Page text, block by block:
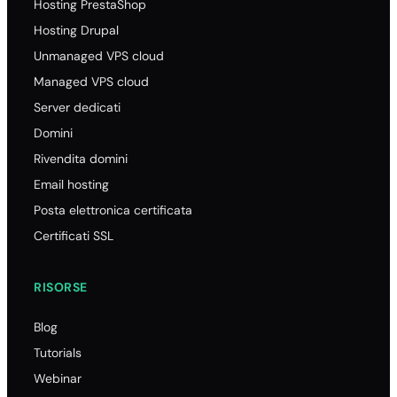
Hosting PrestaShop
Hosting Drupal
Unmanaged VPS cloud
Managed VPS cloud
Server dedicati
Domini
Rivendita domini
Email hosting
Posta elettronica certificata
Certificati SSL
RISORSE
Blog
Tutorials
Webinar